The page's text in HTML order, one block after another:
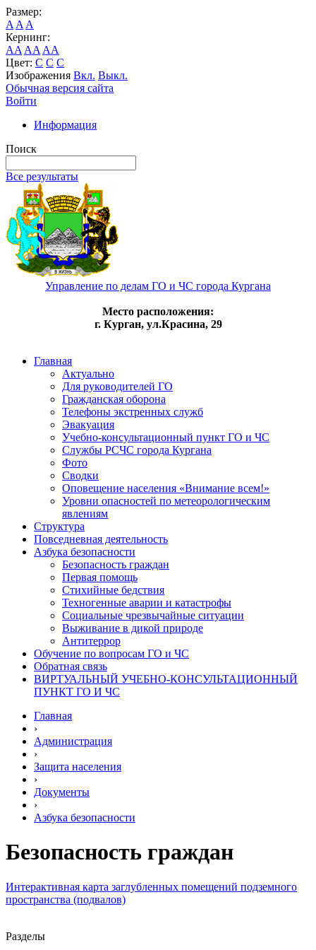
Размер:
A A A
Кернинг:
AA AA AA
Цвет: C C C
Изображения Вкл. Выкл.
Обычная версия сайта
Войти
Информация
Поиск
Все результаты
Управление по делам ГО и ЧС города Кургана
Место расположения:
г. Курган, ул.Красина, 29
Главная
Актуально
Для руководителей ГО
Гражданская оборона
Телефоны экстренных служб
Эвакуация
Учебно-консультационный пункт ГО и ЧС
Службы РСЧС города Кургана
Фото
Сводки
Оповещение населения «Внимание всем!»
Уровни опасностей по метеорологическим
явлениям
Структура
Повседневная деятельность
Азбука безопасности
Безопасность граждан
Первая помощь
Стихийные бедствия
Техногенные аварии и катастрофы
Социальные чрезвычайные ситуации
Выживание в дикой природе
Антитеррор
Обучение по вопросам ГО и ЧС
Обратная связь
ВИРТУАЛЬНЫЙ УЧЕБНО-КОНСУЛЬТАЦИОННЫЙ
ПУНКТ ГО И ЧС
Главная
›
Администрация
›
Защита населения
›
Документы
›
Азбука безопасности
Безопасность граждан
Интерактивная карта заглубленных помещений подземного
пространства (подвалов)
Разделы